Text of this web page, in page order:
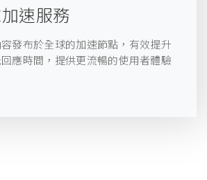
速服務
發布於全球的加速節點，有效提升
應時間，提供更流暢的使用者體驗